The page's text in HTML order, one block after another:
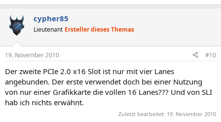
cypher85
Lieutenant Ersteller dieses Themas
19. November 2010 #10
Der zweite PCIe 2.0 x16 Slot ist nur mit vier Lanes
angebunden. Der erste verwendet doch bei einer Nutzung
von nur einer Grafikkarte die vollen 16 Lanes??? Und von SLI
hab ich nichts erwähnt.
Zuletzt bearbeitet: 19. November 2010